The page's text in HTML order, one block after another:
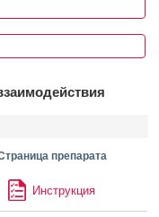
препарата
Инструкция